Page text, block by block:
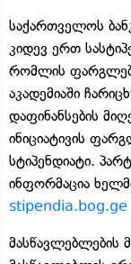
საქართველოს
კიდევ ერთ
რომლის
აკადემიაში
დაფინანსების
ინიციატივის
სტიპენდიატი.
ინფორმაცია
stipendia.bog.ge
მასწავლებლების